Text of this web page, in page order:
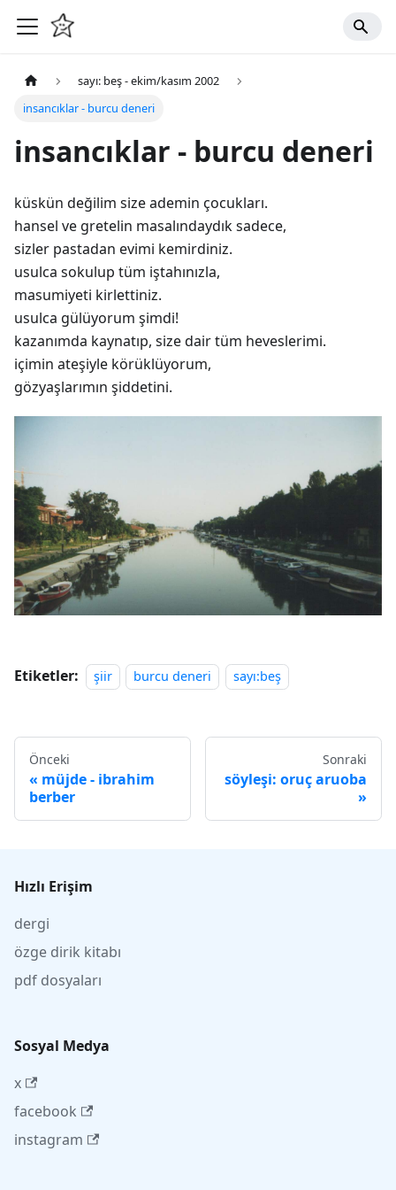
sayı: beş - ekim/kasım 2002
insancıklar - burcu deneri
insancıklar - burcu deneri
küskün değilim size ademin çocukları.
hansel ve gretelin masalındaydık sadece,
sizler pastadan evimi kemirdiniz.
usulca sokulup tüm iştahınızla,
masumiyeti kirlettiniz.
usulca gülüyorum şimdi!
kazanımda kaynatıp, size dair tüm heveslerimi.
içimin ateşiyle körüklüyorum,
gözyaşlarımın şiddetini.
Etiketler: şiir burcu deneri sayı:beş
Önceki
müjde - ibrahim
berber
Sonraki
söyleşi: oruç aruoba
Hızlı Erişim
dergi
özge dirik kitabı
pdf dosyaları
Sosyal Medya
x
facebook
instagram